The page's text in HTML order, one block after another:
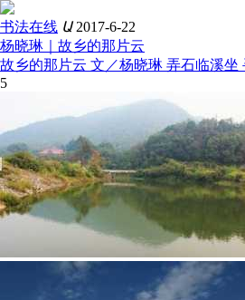
书法在线 Ա 2017-6-22
杨晓琳｜故乡的那片云
故乡的那片云 文／杨晓琳 弄石临溪坐
5